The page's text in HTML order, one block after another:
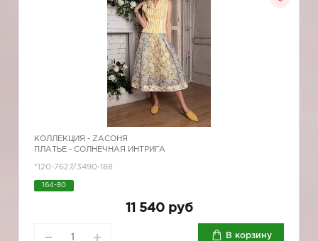
КОЛЛЕКЦИЯ - ZAСОНЯ
ПЛАТЬЕ - СОЛНЕЧНАЯ ИНТРИГА
*120-7627/3490-188
164-80
11 540 руб
В корзину